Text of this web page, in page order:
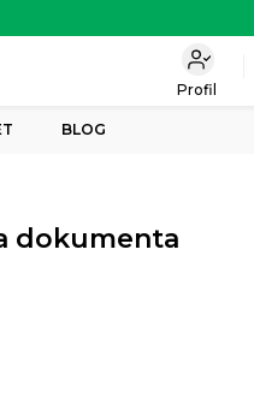
Profil
BLOG
dokumenta